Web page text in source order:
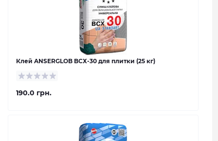
Клей ANSERGLOB BCХ-30 для плитки (25 кг)
190.0 грн.